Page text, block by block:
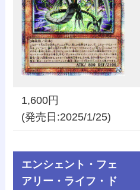
1,600円
(発売日:2025/1/25)
エンシェント・フェ
アリー・ライフ・ド